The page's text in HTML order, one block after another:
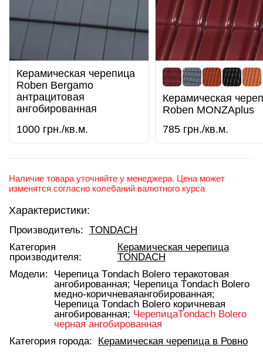
Керамическая черепицa
Roben Bergamo
антрацитовая
ангобированная
1000 грн./кв.м.
Керамическая
Roben MONZAplus
785 грн./кв.м.
Наличие товара уточняйте у менеджера. Цена может
изменятся согласно колебаний валютного курса
Характеристики:
Производитель: TONDACH
Категория
производителя:
Керамическая черепица
TONDACH
Модели:
Черепица Тondach Bolero теракотовая
ангобированная; Черепица Тondach Bolero
медно-коричневаяангобированная;
Черепица Тondach Bolero коричневая
ангобированная; ЧерепицаТondach Bolero
черная ангобированная
Категория города:
Керамическая черепица в Ровно